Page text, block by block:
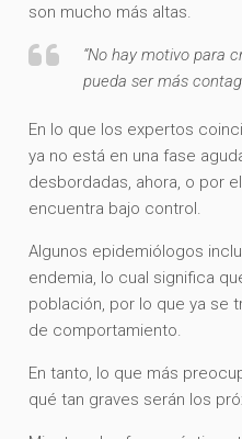
son mucho más altas.
“No hay motivo para
pueda ser más
En lo que los expertos
ya no está en una fase
desbordadas, ahora, o por
encuentra bajo control.
Algunos epidemiólogos
endemia, lo cual significa
población, por lo que ya se
de comportamiento.
En tanto, lo que más
qué tan graves serán los